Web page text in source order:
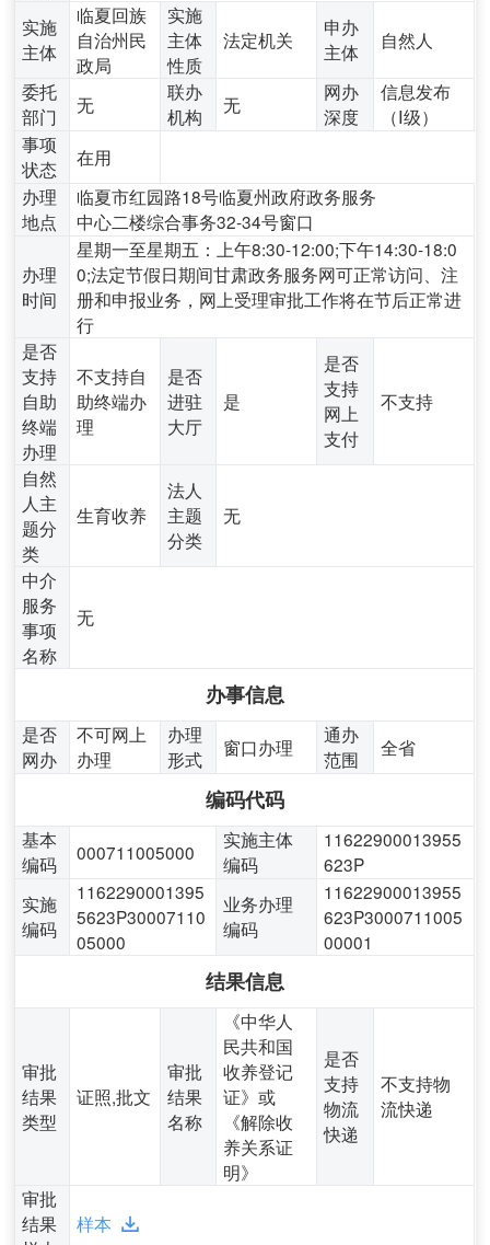
实施
主体
临夏回族
自治州民
政局
实施
主体
性质
法定机关
申办
主体
自然人
委托
部门
无
联办
机构
无
网办
深度
信息发布
（Ⅰ级）
事项
状态
在用
办理
地点
临夏市红园路18号临夏州政府政务服务
中心二楼综合事务32-34号窗口
办理
时间
星期一至星期五：上午8:30-12:00;下午14:30-18:0
0;法定节假日期间甘肃政务服务网可正常访问、注
册和申报业务，网上受理审批工作将在节后正常进
行
是否
支持
自助
终端
办理
不支持自
助终端办
理
是否
进驻
大厅
是
是否
支持
网上
支付
不支持
自然
人主
题分
类
生育收养
法人
主题
分类
无
中介
服务
事项
名称
无
办事信息
是否
网办
不可网上
办理
办理
形式
窗口办理
通办
范围
全省
编码代码
基本
编码
000711005000
实施主体
编码
11622900013955
623P
实施
编码
1162290001395
5623P30007110
05000
业务办理
编码
11622900013955
623P3000711005
00001
结果信息
审批
结果
类型
证照,批文
审批
结果
名称
《中华人
民共和国
收养登记
证》或
《解除收
养关系证
明》
是否
支持
物流
快递
不支持物
流快递
审批
结果
样本